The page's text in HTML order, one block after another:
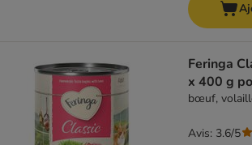
Feringa
x 400 g
bœuf,
Avis: 3.6/5